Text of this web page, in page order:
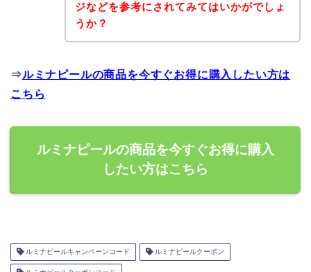
ジなどを参考にされてみてはいかがでしょ
うか？
⇒ルミナピールの商品を今すぐお得に購入したい方は
こちら
ルミナピールの商品を今すぐお得に購入
したい方はこちら
ルミナピールキャンペーンコード ルミナピールクーポン